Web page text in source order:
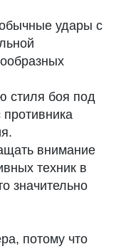
удары с
стиля боя под
противника
внимание
техник в
значительно
потому что